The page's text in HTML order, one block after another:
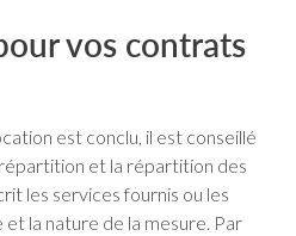
vos contrats
est conclu, il est conseillé
et la répartition des
les services fournis ou les
et la nature de la mesure. Par